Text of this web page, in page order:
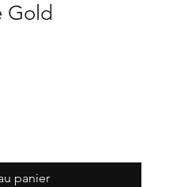
Gold
panier